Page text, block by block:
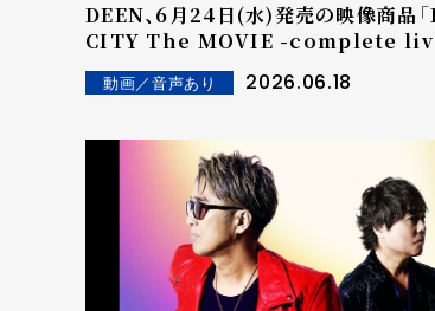
DEEN、6月24日(水)発売の映像商品
CITY The MOVIE -complete
clips-」ダイジェスト映像を公開！
動画／音声あり 2026.06.18